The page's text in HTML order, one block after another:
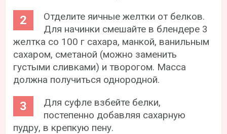
Отделите яичные желтки от белков.
Для начинки смешайте в блендере 3
желтка со 100 г сахара, манкой, ванильным
сахаром, сметаной (можно заменить
густыми сливками) и творогом. Масса
должна получиться однородной.
Для суфле взбейте белки,
постепенно добавляя сахарную
пудру, в крепкую пену.